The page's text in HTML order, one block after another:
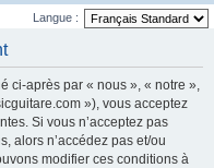
Langue :
ci-après par « nous », « notre »,
»), vous acceptez
Si vous n’acceptez pas
alors n’accédez pas et/ou
modifier ces conditions à